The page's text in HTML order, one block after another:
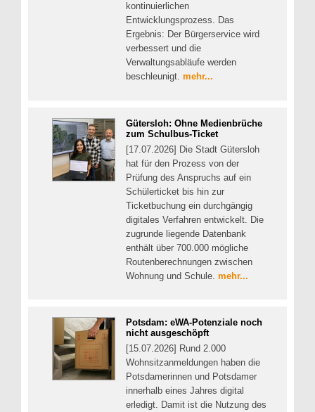
kontinuierlichen
Entwicklungsprozess. Das
Ergebnis: Der Bürgerservice wird
verbessert und die
Verwaltungsabläufe werden
beschleunigt. mehr...
Gütersloh: Ohne Medienbrüche
zum Schulbus-Ticket
[17.07.2026] Die Stadt Gütersloh
hat für den Prozess von der
Prüfung des Anspruchs auf ein
Schülerticket bis hin zur
Ticketbuchung ein durchgängig
digitales Verfahren entwickelt. Die
zugrunde liegende Datenbank
enthält über 700.000 mögliche
Routenberechnungen zwischen
Wohnung und Schule. mehr...
Potsdam: eWA-Potenziale noch
nicht ausgeschöpft
[15.07.2026] Rund 2.000
Wohnsitzanmeldungen haben die
Potsdamerinnen und Potsdamer
innerhalb eines Jahres digital
erledigt. Damit ist die Nutzung des